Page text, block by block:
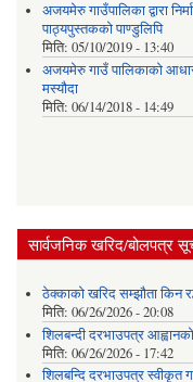
अजयमेरु गाउँपालिका द्वारा
पाठ्यपुस्तकको पाण्डुलिपि
मिति: 05/10/2019 - 13:40
अजयमेरु गाउँ पालिकाको
मस्यौदा
मिति: 06/14/2018 - 14:49
सार्वजनिक खरिद/बोलपत्र
ठेक्काको खरिद सम्झौता किन
मिति: 06/26/2026 - 20:08
शिलबन्दी दरभाउपत्र
मिति: 06/26/2026 - 17:42
शिलबन्दि दरभाउपत्र स्वीकृत